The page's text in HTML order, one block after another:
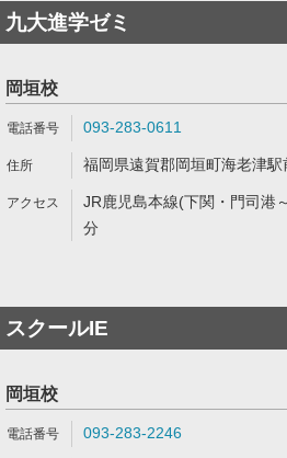
九大進学ゼミ
岡垣校
093-283-0611
福岡県遠賀郡岡垣町海老津駅
JR鹿児島本線(下関・門司港
分
スクールIE
岡垣校
093-283-2246